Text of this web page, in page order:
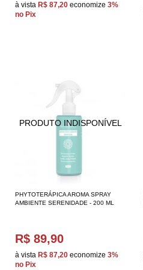
à vista R$ 87,20 economize 3%
no Pix
PHYTOTERÁPICA AROMA SPRAY
AMBIENTE SERENIDADE - 200 ML
R$ 89,90
à vista R$ 87,20 economize 3%
no Pix